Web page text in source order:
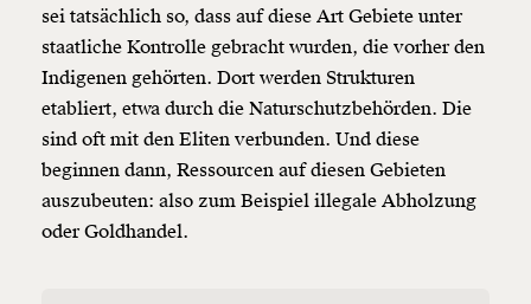
sei tatsächlich so, dass auf diese Art Gebiete unter
staatliche Kontrolle gebracht wurden, die vorher den
Indigenen gehörten. Dort werden Strukturen
etabliert, etwa durch die Naturschutzbehörden. Die
sind oft mit den Eliten verbunden. Und diese
beginnen dann, Ressourcen auf diesen Gebieten
auszubeuten: also zum Beispiel illegale Abholzung
oder Goldhandel.